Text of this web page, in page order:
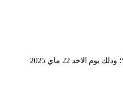
تتاهب جمعية الشروق للقنص ، التابعة للجامعة الملكية للقنص ،و بشراكة َمع الجامعة المغربية للرماية التقليدية بسلاح القنص؛ لتنظيم النسخة الثانية للدوري “مول الشارة “؛ وذلك يوم الاحد 22 ماي 2025